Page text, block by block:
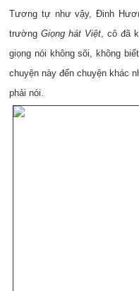
Tương tự như vậy, Đinh
trường Giọng hát Việt, cô đã
giọng nói không sõi, không
chuyện này đến chuyện khác
phải nói.